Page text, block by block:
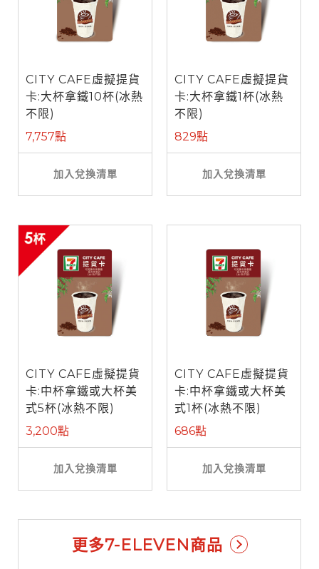
CITY CAFE虛擬提貨
卡:大杯拿鐵10杯(冰熱
不限)
7,757點
加入兌換清單
CITY CAFE虛擬提貨
卡:大杯拿鐵1杯(冰熱
不限)
829點
加入兌換清單
CITY CAFE虛擬提貨
卡:中杯拿鐵或大杯美
式5杯(冰熱不限)
3,200點
加入兌換清單
CITY CAFE虛擬提貨
卡:中杯拿鐵或大杯美
式1杯(冰熱不限)
686點
加入兌換清單
更多7-ELEVEN商品